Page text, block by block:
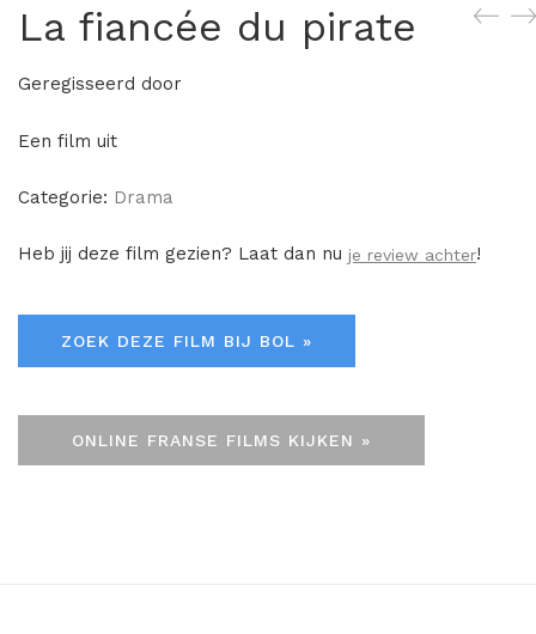
La fiancée du pirate
Geregisseerd door
Een film uit
Categorie: Drama
Heb jij deze film gezien? Laat dan nu je review achter!
ZOEK DEZE FILM BIJ BOL »
ONLINE FRANSE FILMS KIJKEN »